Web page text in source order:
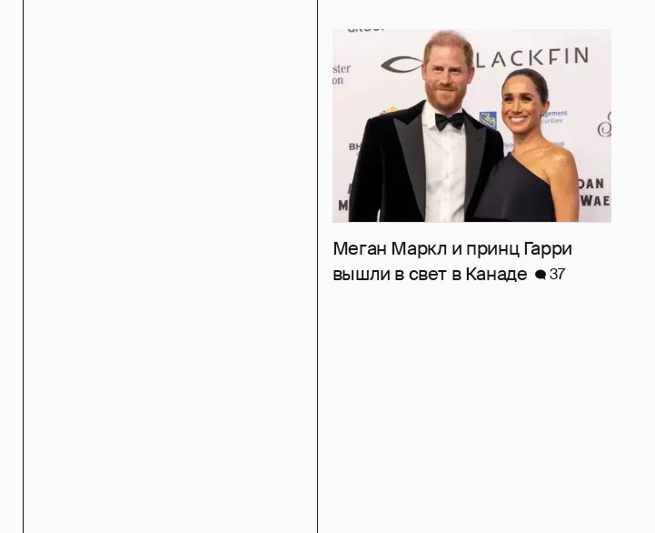
Меган Маркл и принц Гарри
вышли в свет в Канаде
37